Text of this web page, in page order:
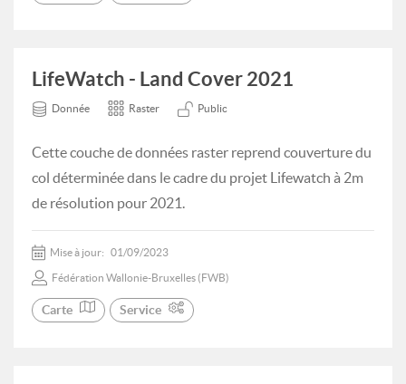
LifeWatch - Land Cover 2021
Donnée Raster Public
Cette couche de données raster reprend couverture du
col déterminée dans le cadre du projet Lifewatch à 2m
de résolution pour 2021.
Mise à jour: 01/09/2023
Fédération Wallonie-Bruxelles (FWB)
Carte Service